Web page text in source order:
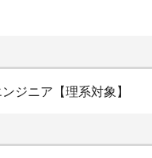
ジニア【理系対象】